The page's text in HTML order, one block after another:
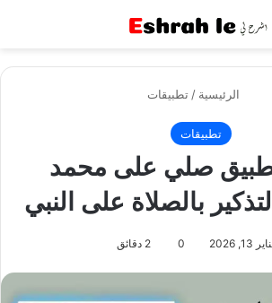
الرئيسية / تطبيقات
تطبيقات
صلي على محمد
بالصلاة على النبي
13, 2026
0 2 دقائق